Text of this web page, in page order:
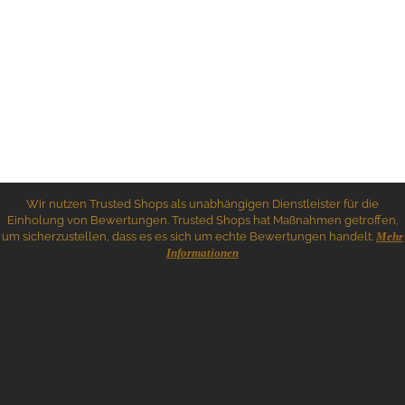
Wir nutzen Trusted Shops als unabhängigen Dienstleister für die
Einholung von Bewertungen. Trusted Shops hat Maßnahmen getroffen,
um sicherzustellen, dass es es sich um echte Bewertungen handelt. Mehr
Informationen